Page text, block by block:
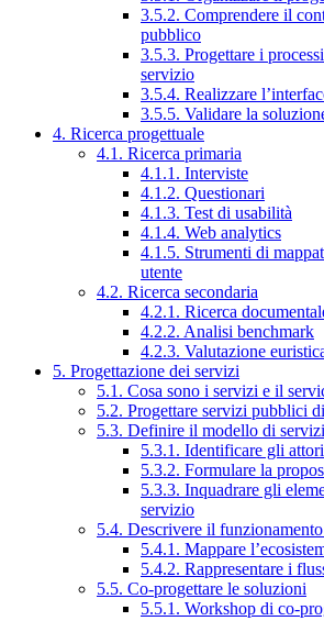
3.5.2. Comprendere il
pubblico
3.5.3. Progettare i
servizio
3.5.4. Realizzare
3.5.5. Validare la
4. Ricerca progettuale
4.1. Ricerca primaria
4.1.1. Interviste
4.1.2. Questionari
4.1.3. Test di usabilità
4.1.4. Web analytics
4.1.5. Strumenti di
utente
4.2. Ricerca secondaria
4.2.1. Ricerca
4.2.2. Analisi benchmark
4.2.3. Valutazione
5. Progettazione dei servizi
5.1. Cosa sono i servizi e il
5.2. Progettare servizi pubblici
5.3. Definire il modello di
5.3.1. Identificare gli
5.3.2. Formulare la
5.3.3. Inquadrare gli
servizio
5.4. Descrivere il
5.4.1. Mappare
5.4.2. Rappresentare i
5.5. Co-progettare le soluzioni
5.5.1. Workshop di co-